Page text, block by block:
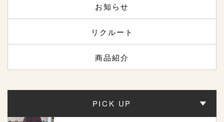
お知らせ
リクルート
商品紹介
PICK UP